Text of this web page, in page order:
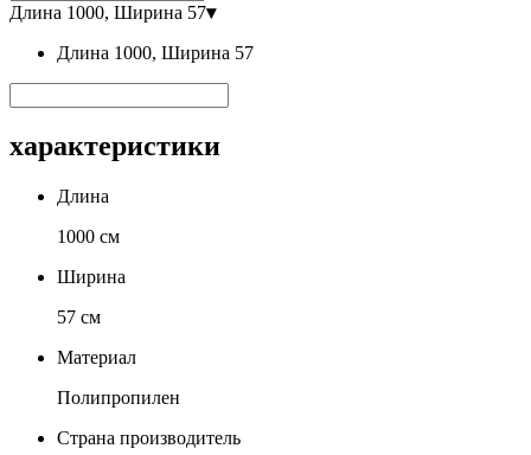
Длина 1000, Ширина 57▾
Длина 1000, Ширина 57
характеристики
Длина
1000 см
Ширина
57 см
Материал
Полипропилен
Страна производитель